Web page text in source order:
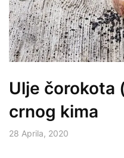
Ulje čorokota
crnog kima
28 Aprila, 2020